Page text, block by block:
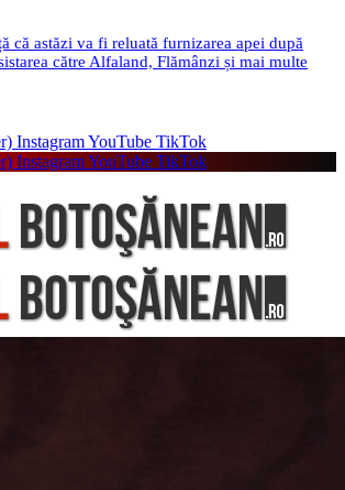
că astăzi va fi reluată furnizarea apei după
către Alfaland, Flămânzi și mai multe
InstagramYouTube TikTok
InstagramYouTube TikTok